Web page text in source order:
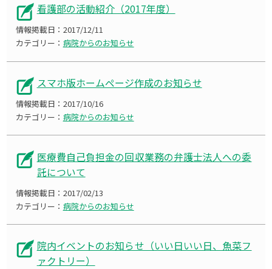
看護部の活動紹介（2017年度）
情報掲載日： 2017/12/11
カテゴリー： 病院からのお知らせ
スマホ版ホームページ作成のお知らせ
情報掲載日： 2017/10/16
カテゴリー： 病院からのお知らせ
医療費自己負担金の回収業務の弁護士法人への委
託について
情報掲載日： 2017/02/13
カテゴリー： 病院からのお知らせ
院内イベントのお知らせ（いい日いい日、魚菜フ
ァクトリー）